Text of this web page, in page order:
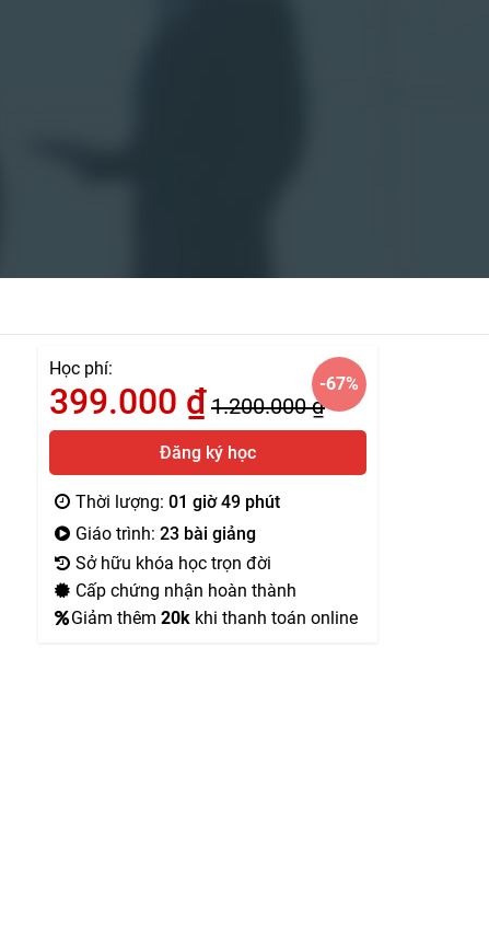
Học phí:
399.000 ₫1.200.000₫
-67%
Đăng ký học
Thời lượng: 01 giờ 49 phút
Giáo trình: 23 bài giảng
Sở hữu khóa học trọn đời
Cấp chứng nhận hoàn thành
Giảm thêm 20k khi thanh toán online